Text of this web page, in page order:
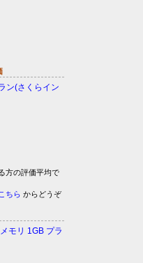
ン(さくらイン
方の評価平均で
こちら からどうぞ
モリ 1GB プラ